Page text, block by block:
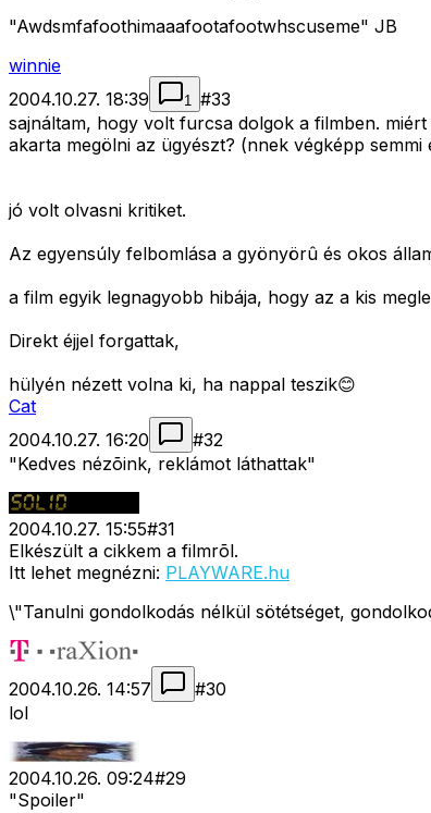
"Awdsmfafoothimaaafootafootwhscuseme" JB
winnie
2004.10.27. 18:39
1 #33
sajnáltam, hogy volt furcsa dolgok a filmben.
akarta megölni az ügyészt? (nnek végképp
jó volt olvasni kritiket.
Az egyensúly felbomlása a gyönyörû és okos
a film egyik legnagyobb hibája, hogy az a kis
Direkt éjjel forgattak,
hülyén nézett volna ki, ha nappal teszik😊
Cat
2004.10.27. 16:20
#32
"Kedves nézõink, reklámot láthattak"
2004.10.27. 15:55#31
Elkészült a cikkem a filmrõl.
Itt lehet megnézni: PLAYWARE.hu
\"Tanulni gondolkodás nélkül sötétséget,
2004.10.26. 14:57 #30
lol
2004.10.26. 09:24#29
"Spoiler"